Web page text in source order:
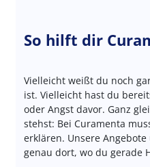
So hilft dir
Vielleicht weißt du noch
ist. Vielleicht hast du
oder Angst davor. Ganz
stehst: Bei Curamenta
erklären. Unsere
genau dort, wo du gerade